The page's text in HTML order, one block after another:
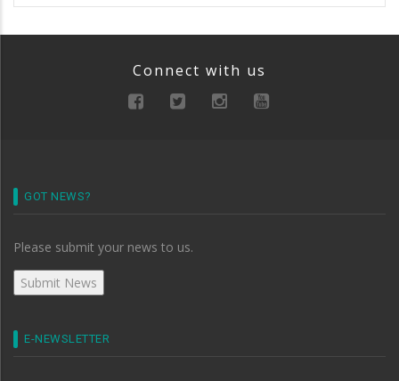
Connect with us
GOT NEWS?
Please submit your news to us.
E-NEWSLETTER